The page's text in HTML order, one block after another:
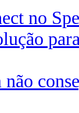
no
não